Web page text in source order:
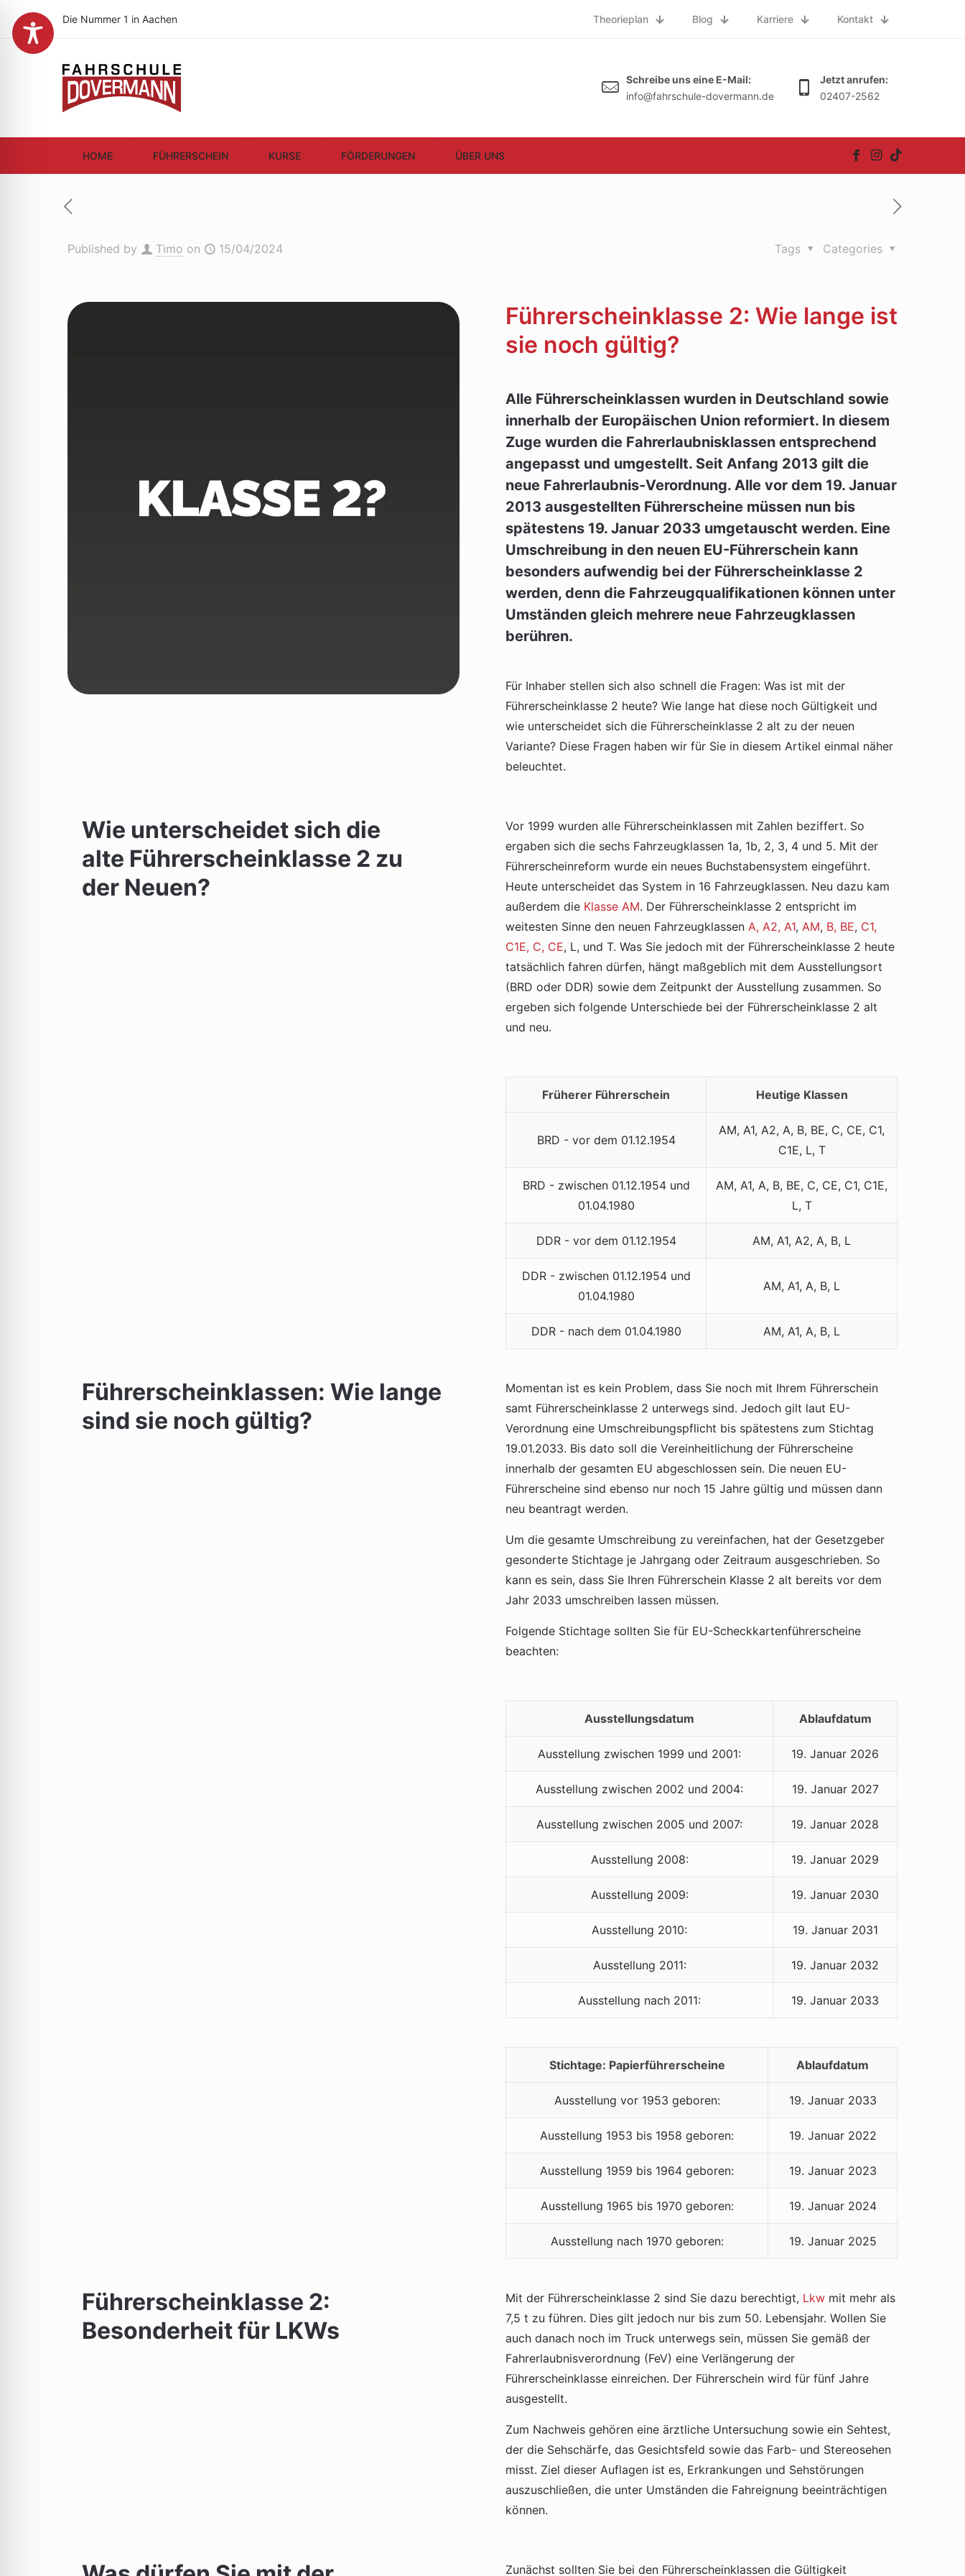
Die Nummer 1 in Aachen Theorieplan Blog Karriere Kontakt
Schreibe uns eine E-Mail:
info@fahrschule-dovermann.de
Jetzt anrufen:
02407-2562
HOME FÜHRERSCHEIN KURSE FÖRDERUNGEN ÜBER UNS
Published by Timo on 15/04/2024 Categories
Tags
Führerscheinklasse 2: Wie lange ist
sie noch gültig?
Alle Führerscheinklassen wurden in Deutschland sowie
innerhalb der Europäischen Union reformiert. In diesem
Zuge wurden die Fahrerlaubnisklassen entsprechend
angepasst und umgestellt. Seit Anfang 2013 gilt die
neue Fahrerlaubnis-Verordnung. Alle vor dem 19. Januar
2013 ausgestellten Führerscheine müssen nun bis
spätestens 19. Januar 2033 umgetauscht werden. Eine
Umschreibung in den neuen EU-Führerschein kann
besonders aufwendig bei der Führerscheinklasse 2
werden, denn die Fahrzeugqualifikationen können unter
Umständen gleich mehrere neue Fahrzeugklassen
berühren.
Für Inhaber stellen sich also schnell die Fragen: Was ist mit der
Führerscheinklasse 2 heute? Wie lange hat diese noch Gültigkeit und
wie unterscheidet sich die Führerscheinklasse 2 alt zu der neuen
Variante? Diese Fragen haben wir für Sie in diesem Artikel einmal näher
beleuchtet.
Wie unterscheidet sich die
alte Führerscheinklasse 2 zu
der Neuen?
Vor 1999 wurden alle Führerscheinklassen mit Zahlen beziffert. So
ergaben sich die sechs Fahrzeugklassen 1a, 1b, 2, 3, 4 und 5. Mit der
Führerscheinreform wurde ein neues Buchstabensystem eingeführt.
Heute unterscheidet das System in 16 Fahrzeugklassen. Neu dazu kam
außerdem die Klasse AM. Der Führerscheinklasse 2 entspricht im
weitesten Sinne den neuen Fahrzeugklassen A, A2, A1, AM, B, BE, C1,
C1E, C, CE, L, und T. Was Sie jedoch mit der Führerscheinklasse 2 heute
tatsächlich fahren dürfen, hängt maßgeblich mit dem Ausstellungsort
(BRD oder DDR) sowie dem Zeitpunkt der Ausstellung zusammen. So
ergeben sich folgende Unterschiede bei der Führerscheinklasse 2 alt
und neu.
Früherer Führerschein Heutige Klassen
BRD - vor dem 01.12.1954
AM, A1, A2, A, B, BE, C, CE, C1,
C1E, L, T
BRD - zwischen 01.12.1954 und
01.04.1980
AM, A1, A, B, BE, C, CE, C1, C1E,
L, T
DDR - vor dem 01.12.1954 AM, A1, A2, A, B, L
DDR - zwischen 01.12.1954 und
01.04.1980
AM, A1, A, B, L
DDR - nach dem 01.04.1980 AM, A1, A, B, L
Führerscheinklassen: Wie lange
sind sie noch gültig?
Momentan ist es kein Problem, dass Sie noch mit Ihrem Führerschein
samt Führerscheinklasse 2 unterwegs sind. Jedoch gilt laut EU-
Verordnung eine Umschreibungspflicht bis spätestens zum Stichtag
19.01.2033. Bis dato soll die Vereinheitlichung der Führerscheine
innerhalb der gesamten EU abgeschlossen sein. Die neuen EU-
Führerscheine sind ebenso nur noch 15 Jahre gültig und müssen dann
neu beantragt werden.
Um die gesamte Umschreibung zu vereinfachen, hat der Gesetzgeber
gesonderte Stichtage je Jahrgang oder Zeitraum ausgeschrieben. So
kann es sein, dass Sie Ihren Führerschein Klasse 2 alt bereits vor dem
Jahr 2033 umschreiben lassen müssen.
Folgende Stichtage sollten Sie für EU-Scheckkartenführerscheine
beachten:
Ausstellungsdatum Ablaufdatum
Ausstellung zwischen 1999 und 2001: 19. Januar 2026
Ausstellung zwischen 2002 und 2004: 19. Januar 2027
Ausstellung zwischen 2005 und 2007: 19. Januar 2028
Ausstellung 2008: 19. Januar 2029
Ausstellung 2009: 19. Januar 2030
Ausstellung 2010: 19. Januar 2031
Ausstellung 2011: 19. Januar 2032
Ausstellung nach 2011: 19. Januar 2033
Stichtage: Papierführerscheine Ablaufdatum
Ausstellung vor 1953 geboren: 19. Januar 2033
Ausstellung 1953 bis 1958 geboren: 19. Januar 2022
Ausstellung 1959 bis 1964 geboren: 19. Januar 2023
Ausstellung 1965 bis 1970 geboren: 19. Januar 2024
Ausstellung nach 1970 geboren: 19. Januar 2025
Führerscheinklasse 2:
Besonderheit für LKWs
Mit der Führerscheinklasse 2 sind Sie dazu berechtigt, Lkw mit mehr als
7,5 t zu führen. Dies gilt jedoch nur bis zum 50. Lebensjahr. Wollen Sie
auch danach noch im Truck unterwegs sein, müssen Sie gemäß der
Fahrerlaubnisverordnung (FeV) eine Verlängerung der
Führerscheinklasse einreichen. Der Führerschein wird für fünf Jahre
ausgestellt.
Zum Nachweis gehören eine ärztliche Untersuchung sowie ein Sehtest,
der die Sehschärfe, das Gesichtsfeld sowie das Farb- und Stereosehen
misst. Ziel dieser Auflagen ist es, Erkrankungen und Sehstörungen
auszuschließen, die unter Umständen die Fahreignung beeinträchtigen
können.
Zunächst sollten Sie bei den Führerscheinklassen die Gültigkeit